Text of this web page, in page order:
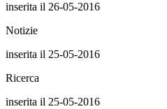
inserita il 26-05-2016
Notizie
inserita il 25-05-2016
Ricerca
inserita il 25-05-2016